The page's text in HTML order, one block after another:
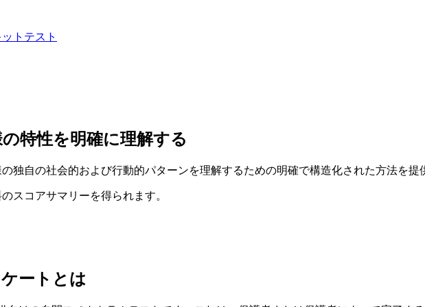
ト テスト
特性を明確に理解する
独自の社会的および行動的パターンを理解するための明確で構造化された方法を提
スコアサマリーを得られます。
ートとは